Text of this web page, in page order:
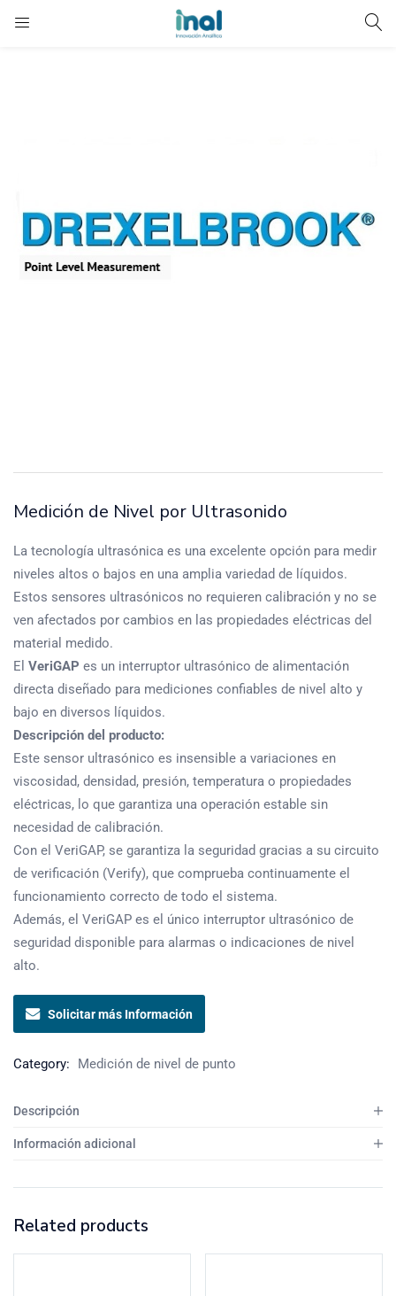
Medición de Nivel por Ultrasonido
La tecnología ultrasónica es una excelente opción para medir
niveles altos o bajos en una amplia variedad de líquidos.
Estos sensores ultrasónicos no requieren calibración y no se
ven afectados por cambios en las propiedades eléctricas del
material medido.
El VeriGAP es un interruptor ultrasónico de alimentación
directa diseñado para mediciones confiables de nivel alto y
bajo en diversos líquidos.
Descripción del producto:
Este sensor ultrasónico es insensible a variaciones en
viscosidad, densidad, presión, temperatura o propiedades
eléctricas, lo que garantiza una operación estable sin
necesidad de calibración.
Con el VeriGAP, se garantiza la seguridad gracias a su circuito
de verificación (Verify), que comprueba continuamente el
funcionamiento correcto de todo el sistema.
Además, el VeriGAP es el único interruptor ultrasónico de
seguridad disponible para alarmas o indicaciones de nivel
alto.
Solicitar más Información
Category: Medición de nivel de punto
Descripción
Información adicional
Related products